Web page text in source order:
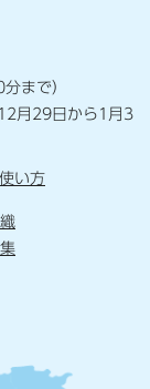
まで）
月29日から1月3
い方